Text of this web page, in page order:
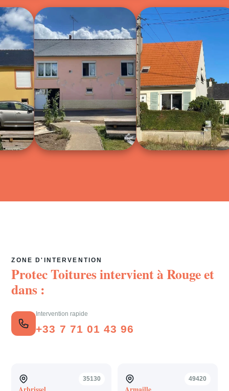
ZONE D'INTERVENTION
Protec Toitures intervient àRougeet
dans :
Intervention rapide
+33 7 71 01 43 96
35130 49420